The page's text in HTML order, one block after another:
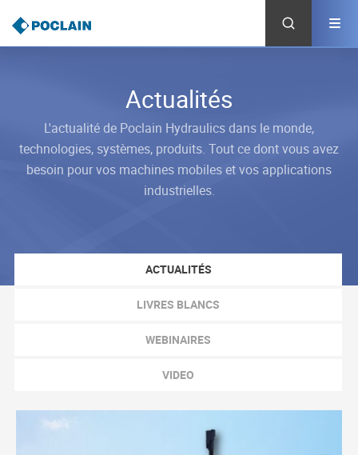
contenu
principal
Actualités
L'actualité de Poclain Hydraulics dans le monde,
technologies, systèmes, produits. Tout ce dont vous avez
besoin pour vos machines mobiles et vos applications
industrielles.
ACTUALITÉS
LIVRES BLANCS
WEBINAIRES
VIDEO